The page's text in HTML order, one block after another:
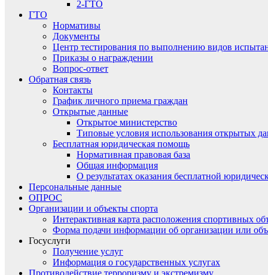
2-ГТО
ГТО
Нормативы
Документы
Центр тестирования по выполнению видов
Приказы о награждении
Вопрос-ответ
Обратная связь
Контакты
График личного приема граждан
Открытые данные
Открытое министерство
Типовые условия использования открытых
Бесплатная юридическая помощь
Нормативная правовая база
Общая информация
О результатах оказания бесплатной
Персональные данные
ОПРОС
Организации и объекты спорта
Интерактивная карта расположения спортивных
Форма подачи информации об организации или
Госуслуги
Получение услуг
Информация о государственных услугах
Противодействие терроризму и экстремизму